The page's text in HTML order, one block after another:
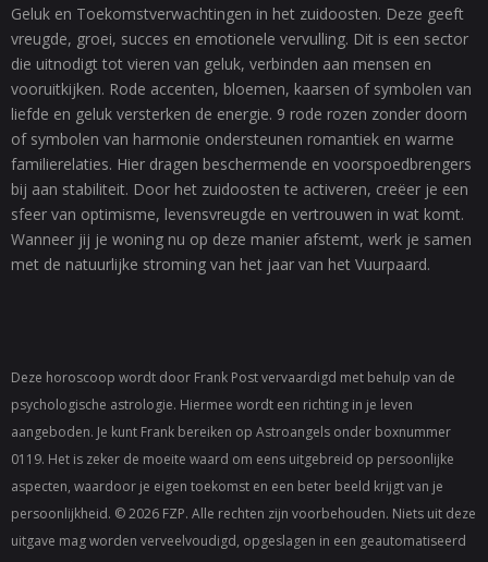
Geluk en Toekomstverwachtingen in het zuidoosten. Deze geeft
vreugde, groei, succes en emotionele vervulling. Dit is een sector
die uitnodigt tot vieren van geluk, verbinden aan mensen en
vooruitkijken. Rode accenten, bloemen, kaarsen of symbolen van
liefde en geluk versterken de energie. 9 rode rozen zonder doorn
of symbolen van harmonie ondersteunen romantiek en warme
familierelaties. Hier dragen beschermende en voorspoedbrengers
bij aan stabiliteit. Door het zuidoosten te activeren, creëer je een
sfeer van optimisme, levensvreugde en vertrouwen in wat komt.
Wanneer jij je woning nu op deze manier afstemt, werk je samen
met de natuurlijke stroming van het jaar van het Vuurpaard.
Deze horoscoop wordt door Frank Post vervaardigd met behulp van de
psychologische astrologie. Hiermee wordt een richting in je leven
aangeboden. Je kunt Frank bereiken op Astroangels onder boxnummer
0119. Het is zeker de moeite waard om eens uitgebreid op persoonlijke
aspecten, waardoor je eigen toekomst en een beter beeld krijgt van je
persoonlijkheid. © 2026 FZP. Alle rechten zijn voorbehouden. Niets uit deze
uitgave mag worden verveelvoudigd, opgeslagen in een geautomatiseerd